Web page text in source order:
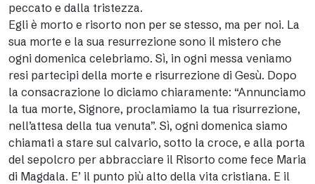
peccato e dalla tristezza.
Egli è morto e risorto non per se stesso, ma per noi. La
sua morte e la sua resurrezione sono il mistero che
ogni domenica celebriamo. Sì, in ogni messa veniamo
resi partecipi della morte e risurrezione di Gesù. Dopo
la consacrazione lo diciamo chiaramente: “Annunciamo
la tua morte, Signore, proclamiamo la tua risurrezione,
nell’attesa della tua venuta”. Sì, ogni domenica siamo
chiamati a stare sul calvario, sotto la croce, e alla porta
del sepolcro per abbracciare il Risorto come fece Maria
di Magdala. E’ il punto più alto della vita cristiana. E il